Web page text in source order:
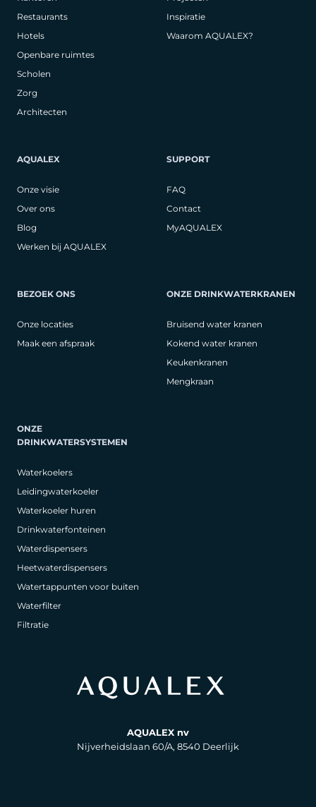
Restaurants
Hotels
Openbare ruimtes
Scholen
Zorg
Architecten
Inspiratie
Waarom AQUALEX?
AQUALEX
Onze visie
Over ons
Blog
Werken bij AQUALEX
SUPPORT
FAQ
Contact
MyAQUALEX
BEZOEK ONS
Onze locaties
Maak een afspraak
ONZE DRINKWATERKRANEN
Bruisend water kranen
Kokend water kranen
Keukenkranen
Mengkraan
ONZE
DRINKWATERSYSTEMEN
Waterkoelers
Leidingwaterkoeler
Waterkoeler huren
Drinkwaterfonteinen
Waterdispensers
Heetwaterdispensers
Watertappunten voor buiten
Waterfilter
Filtratie
AQUALEX nv
Nijverheidslaan 60/A, 8540 Deerlijk